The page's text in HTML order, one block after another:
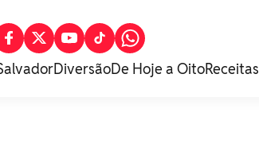
DiversãoDe Hoje a OitoReceitas